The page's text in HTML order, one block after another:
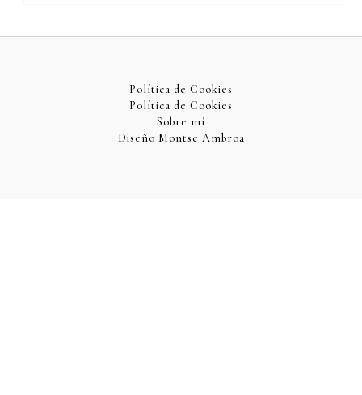
Política de Cookies
Política de Cookies
Sobre mí
Diseño Montse Ambroa